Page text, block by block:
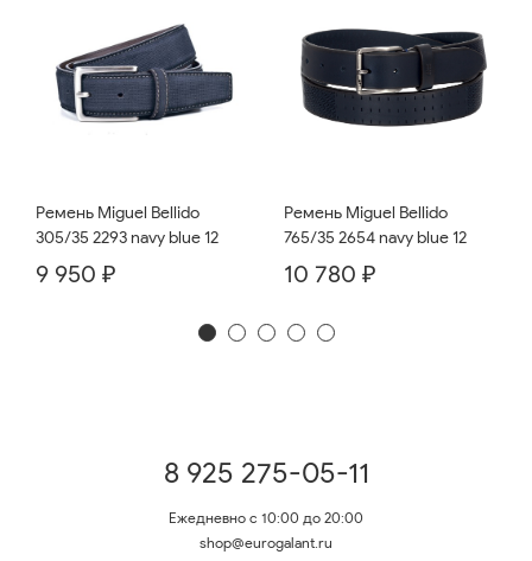
Ремень Miguel Bellido
305/35 2293 navy blue 12
9 950 ₽
Ремень Miguel Bellido
765/35 2654 navy blue 12
10 780 ₽
8 925 275-05-11
Ежедневно с 10:00 до 20:00
shop@eurogalant.ru